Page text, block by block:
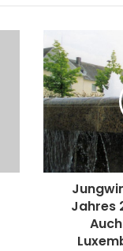
Jahres